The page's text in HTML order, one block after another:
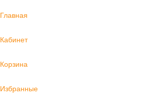
Главная
Кабинет
Корзина
Избранные